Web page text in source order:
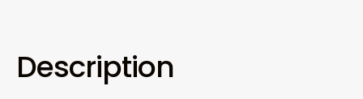
Description